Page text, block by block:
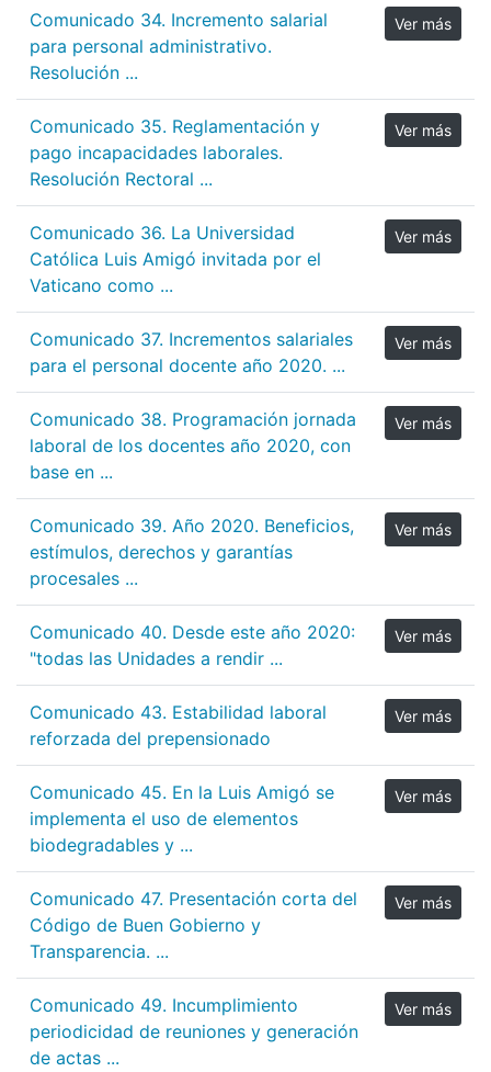
Comunicado 34. Incremento salarial
para personal administrativo.
Resolución ...
Ver más
Comunicado 35. Reglamentación y
pago incapacidades laborales.
Resolución Rectoral ...
Ver más
Comunicado 36. La Universidad
Católica Luis Amigó invitada por el
Vaticano como ...
Ver más
Comunicado 37. Incrementos salariales
para el personal docente año 2020. ...
Ver más
Comunicado 38. Programación jornada
laboral de los docentes año 2020, con
base en ...
Ver más
Comunicado 39. Año 2020. Beneficios,
estímulos, derechos y garantías
procesales ...
Ver más
Comunicado 40. Desde este año 2020:
"todas las Unidades a rendir ...
Ver más
Comunicado 43. Estabilidad laboral
reforzada del prepensionado
Ver más
Comunicado 45. En la Luis Amigó se
implementa el uso de elementos
biodegradables y ...
Ver más
Comunicado 47. Presentación corta del
Código de Buen Gobierno y
Transparencia. ...
Ver más
Comunicado 49. Incumplimiento
periodicidad de reuniones y generación
de actas ...
Ver más